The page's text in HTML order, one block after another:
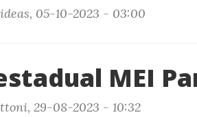
05-10-2023 - 03:00
MEI
29-08-2023 - 10:32